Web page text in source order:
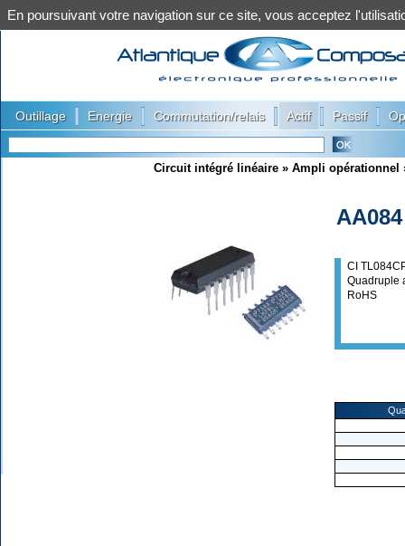
Outillage Energie Commutation/relais Actif Passif
Circuit intégré linéaire » Ampli opérationnel
AA084
CI
Quadruple
RoHS
En poursuivant votre navigation sur ce site, vous acceptez